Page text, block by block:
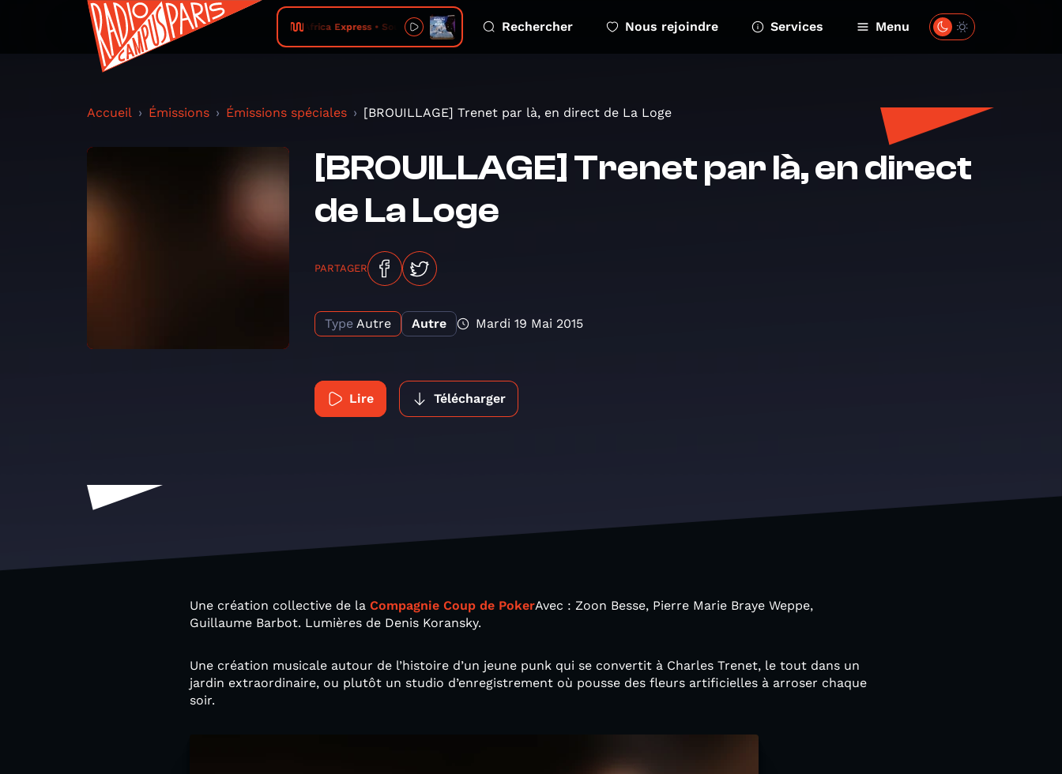
Africa Express • Soubour Rechercher Nous rejoindre Services Menu
Accueil Émissions Émissions spéciales [BROUILLAGE] Trenet par là, en direct de La Loge
[BROUILLAGE] Trenet par là, en direct
de La Loge
PARTAGER
Type Autre Autre Mardi 19 Mai 2015
Lire Télécharger
Une création collective de la Compagnie Coup de PokerAvec : Zoon Besse, Pierre Marie Braye Weppe,
Guillaume Barbot. Lumières de Denis Koransky.
Une création musicale autour de l’histoire d’un jeune punk qui se convertit à Charles Trenet, le tout dans un
jardin extraordinaire, ou plutôt un studio d’enregistrement où pousse des fleurs artificielles à arroser chaque
soir.